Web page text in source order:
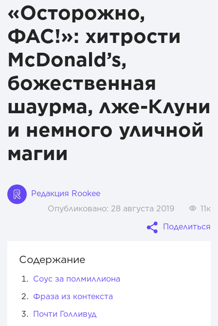
«Осторожно,
ФАС!»: хитрости
McDonald’s,
божественная
шаурма, лже-Клуни
и немного уличной
магии
Редакция Rookee
Опубликовано: 28 августа 2019
11к
Поделиться
Содержание
Соус за полмиллиона
Фраза из контекста
Почти Голливуд